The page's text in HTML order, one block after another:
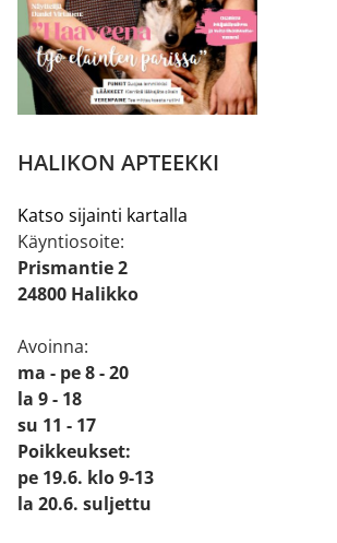
HALIKON APTEEKKI
Katso sijainti kartalla
Käyntiosoite:
Prismantie 2
24800 Halikko
Avoinna:
ma - pe 8 - 20
la 9 - 18
su 11 - 17
Poikkeukset:
pe 19.6. klo 9-13
la 20.6. suljettu